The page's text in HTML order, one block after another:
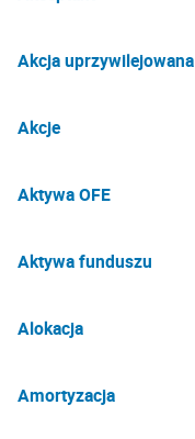
Akcja uprzywilejowana
Akcje
Aktywa OFE
Aktywa funduszu
Alokacja
Amortyzacja